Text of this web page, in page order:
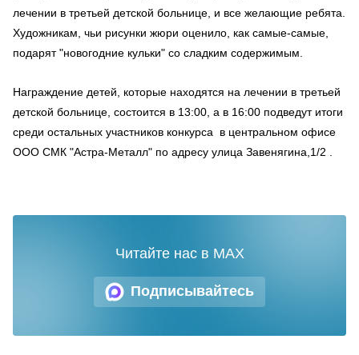
лечении в третьей детской больнице, и все желающие ребята.
Художникам, чьи рисунки жюри оценило, как самые-самые,
подарят "новогодние кульки" со сладким содержимым.
Награждение детей, которые находятся на лечении в третьей
детской больнице, состоится в 13:00, а в 16:00 подведут итоги
среди остальных участников конкурса в центральном офисе
ООО СМК "Астра-Металл" по адресу улица Завенягина,1/2 .
Подписывайтесь
Читайте нас в MAX